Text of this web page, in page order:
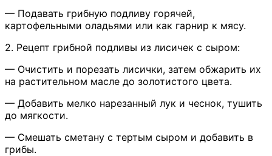
— Подавать грибную подливу горячей,
картофельными оладьями или как гарнир к мясу.
2. Рецепт грибной подливы из лисичек с сыром:
— Очистить и порезать лисички, затем обжарить их
на растительном масле до золотистого цвета.
— Добавить мелко нарезанный лук и чеснок, тушить
до мягкости.
— Смешать сметану с тертым сыром и добавить в
грибы.